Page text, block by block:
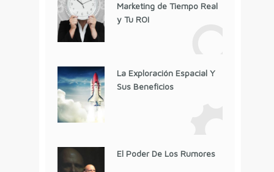
Marketing de Tiempo Real
y Tu ROI
La Exploración Espacial Y
Sus Beneficios
El Poder De Los Rumores